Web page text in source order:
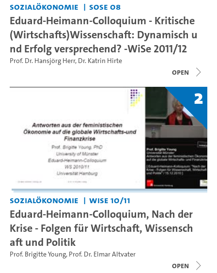
Sozialökonomie SoSe 08
Eduard-Heimann-Colloquium - Kritische
(Wirtschafts)Wissenschaft: Dynamisch u
nd Erfolg versprechend? -WiSe 2011/12
Prof. Dr. Hansjörg Herr, Dr. Katrin Hirte
open
2
Sozialökonomie WiSe 10/11
Eduard-Heimann-Colloquium, Nach der
Krise - Folgen für Wirtschaft, Wissensch
aft und Politik
Prof. Brigitte Young, Prof. Dr. Elmar Altvater
open